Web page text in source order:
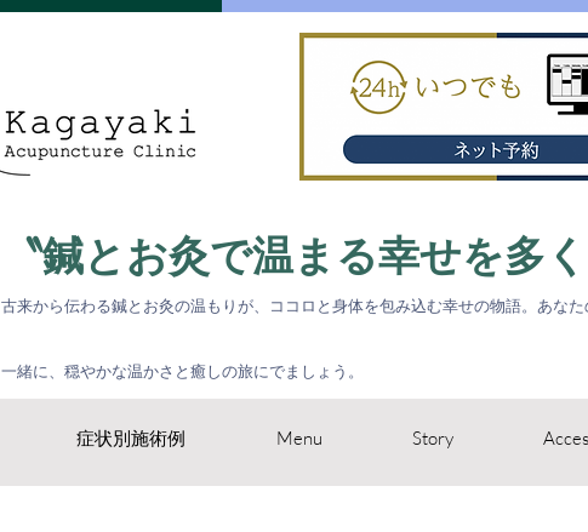
〝鍼とお灸で温まる幸せを多
症状別施術例 Menu Story
古来から伝わる鍼とお灸の温もりが、ココロと身体を包み込む幸せの物語。 あな
一緒に、穏やかな温かさと癒しの旅にでましょう。